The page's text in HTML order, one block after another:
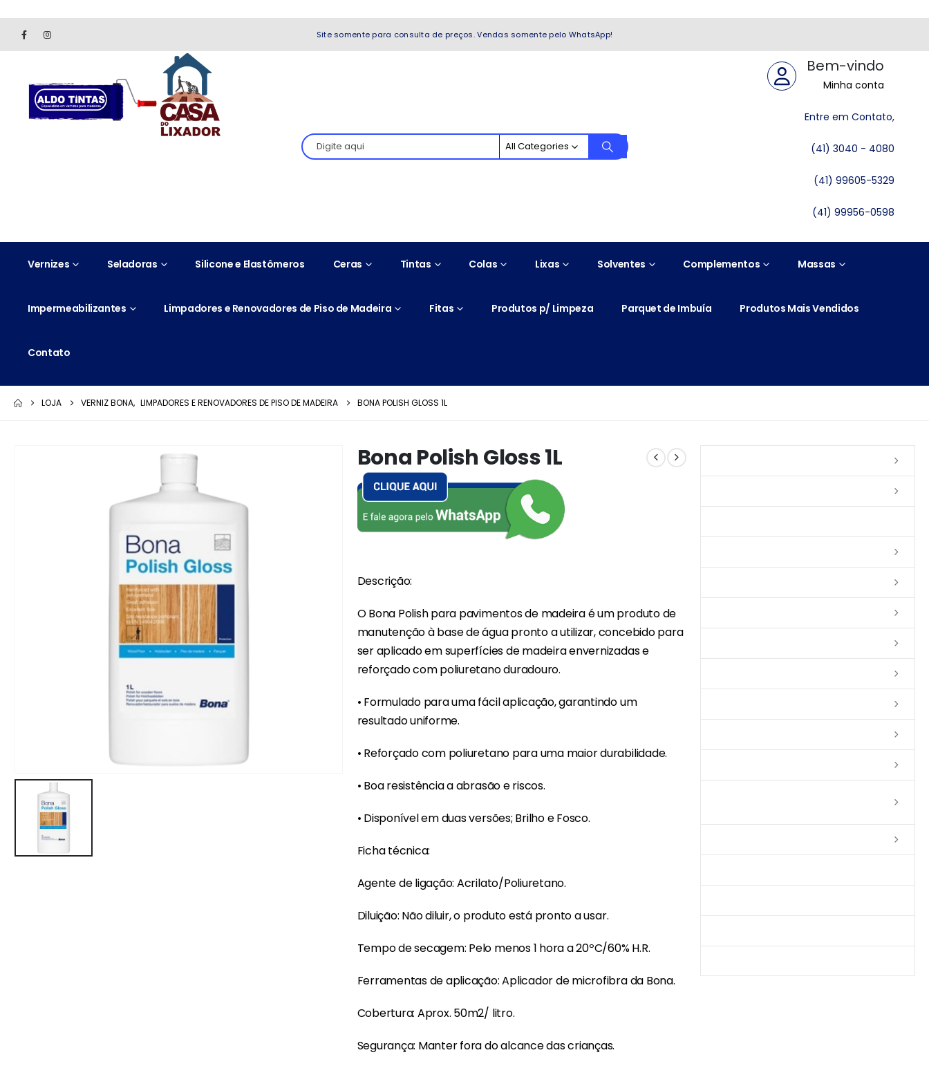
Site somente para consulta de preços. Vendas somente pelo WhatsApp!
All Categories
Bem-vindo
Minha conta
Entre em Contato,
(41) 3040 - 4080
(41) 99605-5329
(41) 99956-0598
Vernizes Seladoras Silicone e Elastômeros Ceras Tintas Colas Lixas Solventes Complementos Massas
Impermeabilizantes Limpadores e Renovadores de Piso de Madeira Fitas Produtos p/ Limpeza Parquet de Imbuía Produtos Mais Vendidos
Contato
LOJA VERNIZ BONA, LIMPADORES E RENOVADORES DE PISO DE MADEIRA BONA POLISH GLOSS 1L
Bona Polish Gloss 1L
Descrição:
O Bona Polish para pavimentos de madeira é um produto de
manutenção à base de água pronto a utilizar, concebido para
ser aplicado em superfícies de madeira envernizadas e
reforçado com poliuretano duradouro.
• Formulado para uma fácil aplicação, garantindo um
resultado uniforme.
• Reforçado com poliuretano para uma maior durabilidade.
• Boa resistência a abrasão e riscos.
• Disponível em duas versões; Brilho e Fosco.
Ficha técnica:
Agente de ligação: Acrilato/Poliuretano.
Diluição: Não diluir, o produto está pronto a usar.
Tempo de secagem: Pelo menos 1 hora a 20ºC/60% H.R.
Ferramentas de aplicação: Aplicador de microfibra da Bona.
Cobertura: Aprox. 50m2/ litro.
Segurança: Manter fora do alcance das crianças.